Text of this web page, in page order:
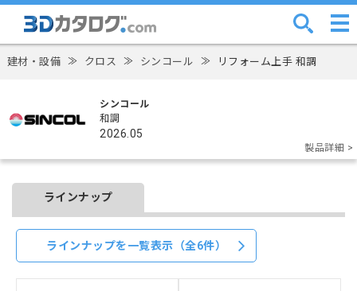
建材・設備 ≫ クロス ≫ シンコール ≫ リフォーム上手 和調
シンコール
和調
2026.05
製品詳細 >
ラインナップ
ラインナップを一覧表示（全6件）